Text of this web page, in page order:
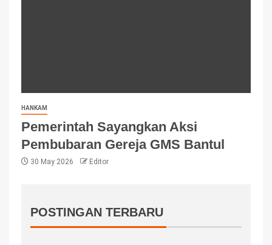
HANKAM
Pemerintah Sayangkan Aksi
Pembubaran Gereja GMS Bantul
30 May 2026 Editor
POSTINGAN TERBARU